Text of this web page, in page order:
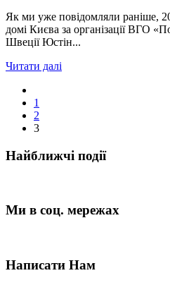
Як ми уже повідомляли раніше,
домі Києва за організації ВГО
Швеції Юстін...
Читати далі
1
2
3
Найближчі події
Ми в соц. мережах
Написати Нам